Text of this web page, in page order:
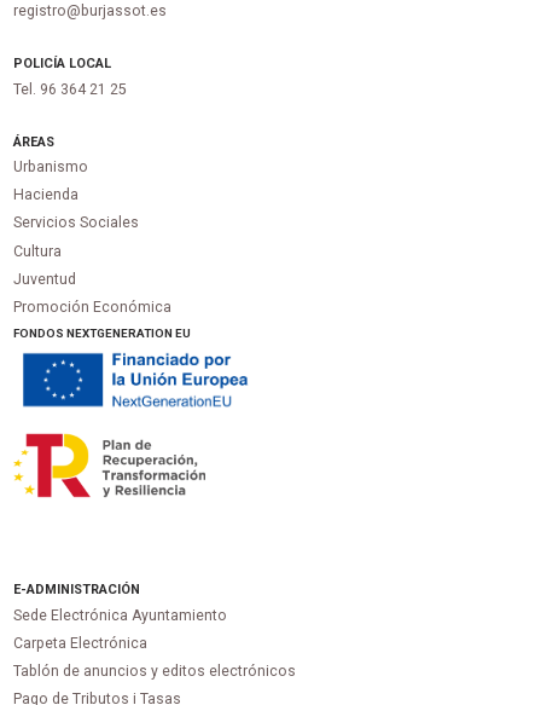
registro@burjassot.es
POLICÍA LOCAL
Tel. 96 364 21 25
ÁREAS
Urbanismo
Hacienda
Servicios Sociales
Cultura
Juventud
Promoción Económica
FONDOS NEXTGENERATION EU
E-ADMINISTRACIÓN
Sede Electrónica Ayuntamiento
Carpeta Electrónica
Tablón de anuncios y editos electrónicos
Pago de Tributos i Tasas